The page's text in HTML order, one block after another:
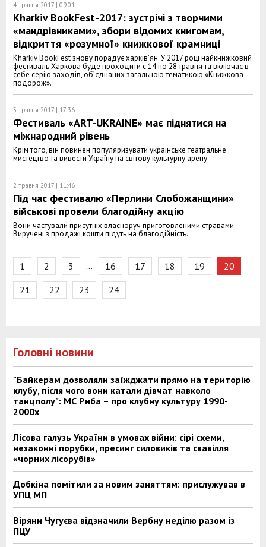
4 травня 2017 | 09:01
Kharkiv BookFest-2017: зустрічі з творчими
«мандрівниками», збори відомих книгомам,
відкриття «розумної» книжкової крамниці
Kharkiv BookFest знову порадує харків’ян. У 2017 році найкнижковий
фестиваль Харкова буде проходити с 14 по 28 травня та включає в
себе серію заходів, об’єднаних загальною тематикою «Книжкова
подорож».
3 травня 2017 | 17:36
Фестиваль «ART-UKRAINE» має піднятися на
міжнародний рівень
Крім того, він повинен популяризувати українське театральне
мистецтво та вивести Україну на світову культурну арену
2 травня 2017 | 11:46
Під час фестивалю «Перлини Слобожанщини»
військові провели благодійну акцію
Вони частували присутніх власноруч приготовленими стравами.
Виручені з продажі кошти підуть на благодійність.
1 2 3 … 16 17 18 19
20
21
22 23 24
Головні новини
"Байкерам дозволяли заїжджати прямо на територію
клубу, після чого вони катали дівчат навколо
танцполу": МС Риба – про клубну культуру 1990-
2000х
Лісова галузь України в умовах війни: сірі схеми,
незаконні порубки, пресинг силовиків та свавілля
«чорних лісорубів»
Добкіна помітили за новим заняттям: прислужував в
УПЦ МП
Віряни Чугуєва відзначили Вербну неділю разом із
ПЦУ